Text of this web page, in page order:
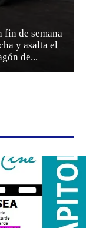
de semana
y asalta el
de...